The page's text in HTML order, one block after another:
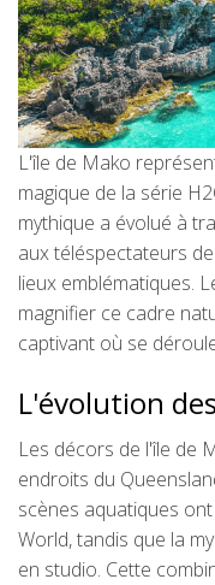
L'île de Mako
magique de la série
mythique a évolué à
aux téléspectateurs
lieux emblématiques.
magnifier ce cadre
captivant où se
L'évolution
Les décors de l'île de
endroits du
scènes aquatiques
World, tandis que la
en studio. Cette